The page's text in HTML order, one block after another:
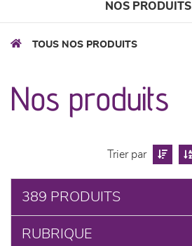
NOS PRODUITS
séjours
meubles de complément
chambres et dressing
literie
TOUS NOS PRODUITS
Nos produits
Trier par
389 PRODUITS
RUBRIQUE